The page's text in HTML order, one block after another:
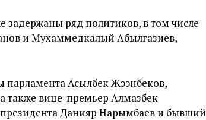
задержаны ряд политиков, в том числе
и Мухаммедкалый Абылгазиев,
парламента Асылбек Жээнбеков,
также вице-премьер Алмазбек
президента Данияр Нарымбаев и бывший